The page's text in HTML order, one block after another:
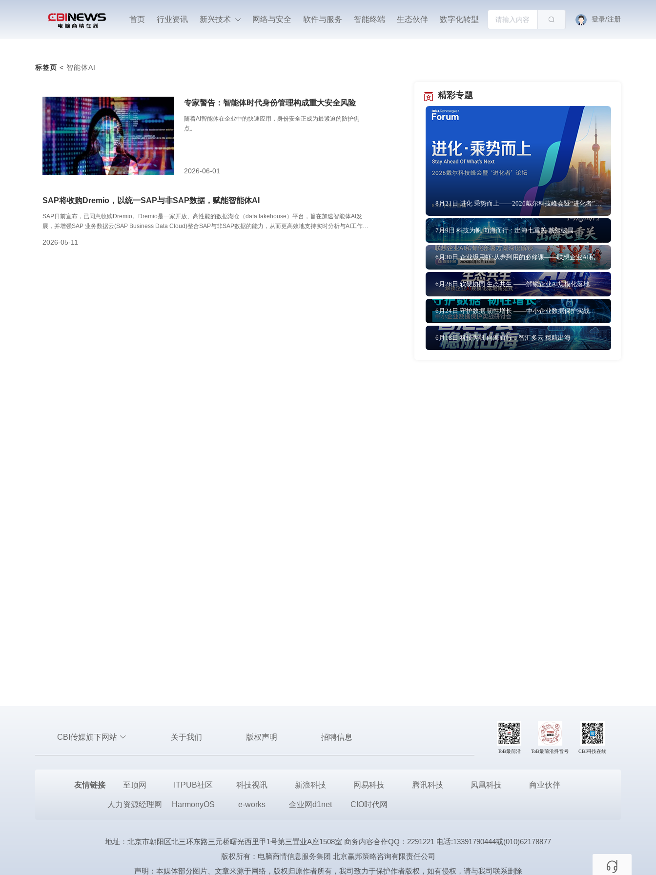
首页 行业资讯 新兴技术 网络与安全 软件与服务 智能终端 生态伙伴 数字化转型 登录/注册
标签页 < 智能体AI
专家警告：智能体时代身份管理构成重大安全风险
随着AI智能体在企业中的快速应用，身份安全正成为最紧迫的防护焦
点。
2026-06-01
SAP将收购Dremio，以统一SAP与非SAP数据，赋能智能体AI
SAP日前宣布，已同意收购Dremio。Dremio是一家开放、高性能的数据湖仓（data lakehouse）平台，旨在加速智能体AI发
展，并增强SAP 业务数据云(SAP Business Data Cloud)整合SAP与非SAP数据的能力，从而更高效地支持实时分析与AI工作负
2026-05-11
精彩专题
8月21日 进化 乘势而上——2026戴尔科技峰会暨“进化者”论坛
7月9日 科技为帆 向海而行：出海七重关 戴尔破局
6月30日 企业级用虾:从养到用的必修课——联想企业AI私有化部署方案深度解读
6月26日 软硬协同 生态共生 ——解锁企业AI规模化落地新范式
6月24日 守护数据 韧性增长 ——中小企业数据保护实战研讨会
6月18日 科技为帆 向海而行：智汇多云 稳航出海
CBI传媒旗下网站 关于我们 版权声明 招聘信息
ToB最前沿 ToB最前沿抖音号 CBI科技在线
友情链接 至顶网 ITPUB社区 科技视讯 新浪科技 网易科技 腾讯科技 凤凰科技 商业伙伴
人力资源经理网 HarmonyOS e-works 企业网d1net CIO时代网
地址：北京市朝阳区北三环东路三元桥曙光西里甲1号第三置业A座1508室 商务内容合作QQ：2291221 电话:13391790444或(010)62178877
版权所有：电脑商情信息服务集团 北京赢邦策略咨询有限责任公司
声明：本媒体部分图片、文章来源于网络，版权归原作者所有，我司致力于保护作者版权，如有侵权，请与我司联系删除